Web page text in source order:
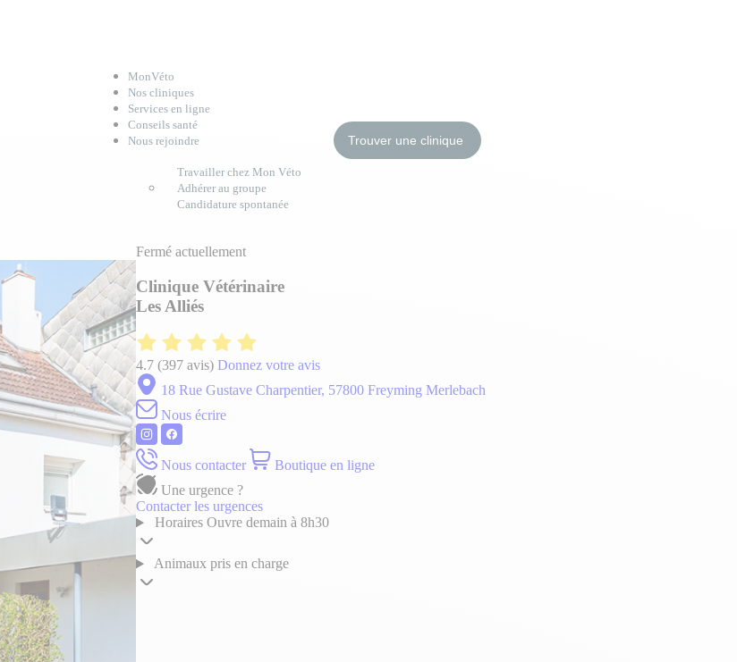
MonVéto
Nos cliniques
Services en ligne
Conseils santé
Nous rejoindre
Travailler chez Mon Véto
Adhérer au groupe
Candidature spontanée
Trouver une clinique
Fermé actuellement
Clinique Vétérinaire
Les Alliés
4.7 (397 avis) Donnez votre avis
18 Rue Gustave Charpentier, 57800 Freyming Merlebach
Nous écrire
Nous contacter
Boutique en ligne
Une urgence ?
Contacter les urgences
Horaires Ouvre demain à 8h30
Animaux pris en charge